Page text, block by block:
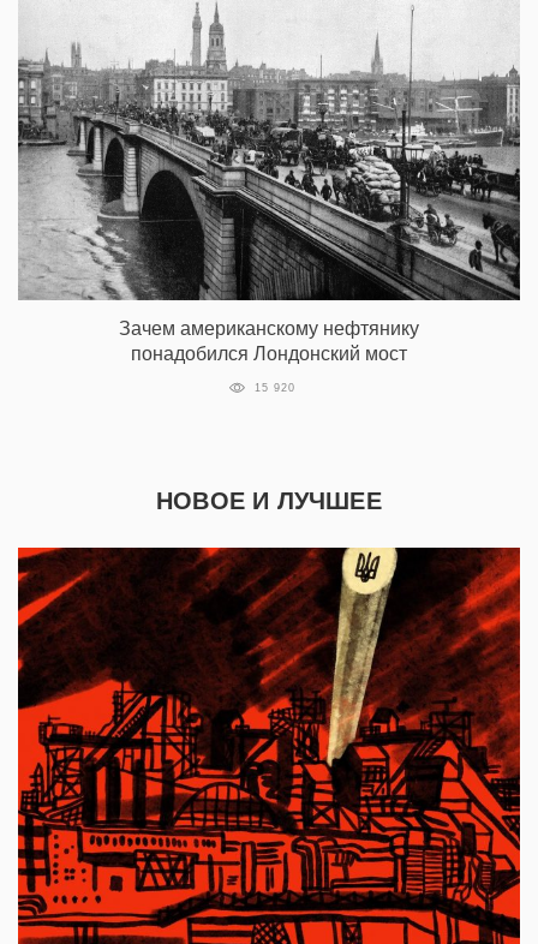
Зачем американскому нефтянику
понадобился Лондонский мост
15 920
НОВОЕ И ЛУЧШЕЕ